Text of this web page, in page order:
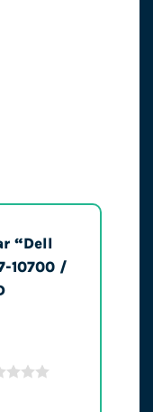
“Dell
10700 /